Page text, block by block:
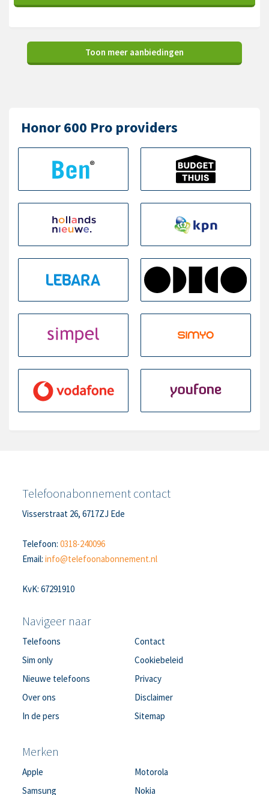
Toon meer aanbiedingen
Honor 600 Pro providers
Telefoonabonnement contact
Visserstraat 26, 6717ZJ Ede
Telefoon:0318-240096
Email:info@telefoonabonnement.nl
KvK: 67291910
Navigeer naar
Telefoons
Sim only
Nieuwe telefoons
Over ons
In de pers
Contact
Cookiebeleid
Privacy
Disclaimer
Sitemap
Merken
Apple
Samsung
Motorola
Nokia